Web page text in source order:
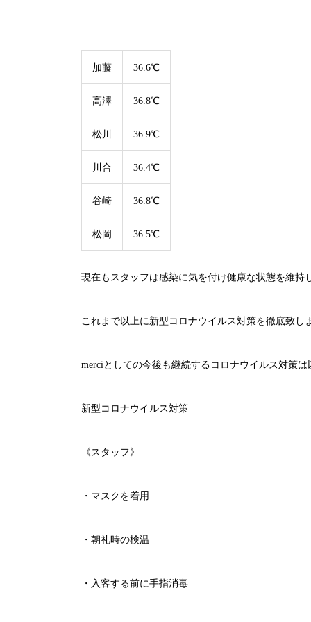
加藤 36.6℃
高澤 36.8℃
松川 36.9℃
川合 36.4℃
谷崎 36.8℃
松岡 36.5℃
現在もスタッフは感染に気を付け健康な状態を維持
これまで以上に新型コロナウイルス対策を徹底致し
merci としての今後も継続するコロナウイルス対策は
新型コロナウイルス対策
《スタッフ》
・マスクを着用
・朝礼時の検温
・入客する前に手指消毒